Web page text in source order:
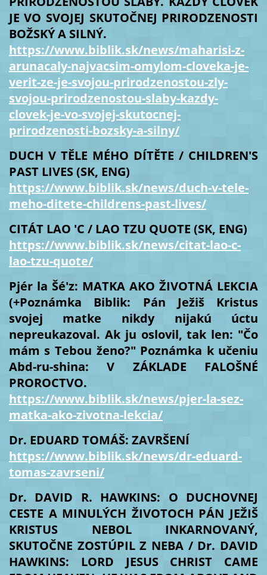
JE VO SVOJEJ SKUTOČNEJ PRIRODZENOSTI
BOŽSKÝ A SILNÝ.
https://www.biblik.sk/news/maharisi-z-
arunacaly-najvacsim-omylom-cloveka-je-
verit-ze-je-svojou-prirodzenostou-zly-
svojou-prirodzenostou-slaby-kazdy-
clovek-je-vo-svojej-skutocnej-
prirodzenosti-bozsky-a-silny/
DUCH V TĚLE MÉHO DÍTĚTE / CHILDREN'S
PAST LIVES (SK, ENG)
https://www.biblik.sk/news/duch-v-tele-
meho-ditete-childrens-past-lives/
CITÁT LAO 'C / LAO TZU QUOTE (SK, ENG)
https://www.biblik.sk/news/citat-lao-c-
lao-tzu-quote/
Pjér la Šé'z: MATKA AKO ŽIVOTNÁ LEKCIA
(+Poznámka Biblik: Pán Ježiš Kristus
svojej matke nikdy nijakú úctu
nepreukazoval. Ak ju oslovil, tak len: "Čo
mám s Tebou ženo?" Poznámka k učeniu
Abd-ru-shina: V ZÁKLADE FALOŠNÉ
PROROCTVO.
https://www.biblik.sk/news/pjer-la-sez-
matka-ako-zivotna-lekcia/
Dr. EDUARD TOMÁŠ: ZAVRŠENÍ
https://www.biblik.sk/news/dr-eduard-
tomas-zavrseni/
Dr. DAVID R. HAWKINS: O DUCHOVNEJ
CESTE A MINULÝCH ŽIVOTOCH PÁN JEŽIŠ
KRISTUS NEBOL INKARNOVANÝ,
SKUTOČNE ZOSTÚPIL Z NEBA / Dr. DAVID
HAWKINS: LORD JESUS CHRIST CAME